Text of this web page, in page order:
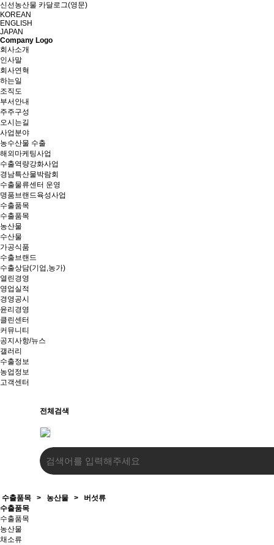
신선농산물 카달로그(영문)
KOREAN
ENGLISH
JAPAN
Company Logo
회사소개
인사말
회사연혁
하는일
조직도
부서안내
주주구성
오시는길
사업분야
농수산물 수출
해외마케팅사업
수출역량강화사업
경남특산물박람회
수출물류센터 운영
명품브랜드육성사업
수출품목
수출품목
농산물
수산물
가공식품
수출브랜드
수출상담(기업,농가)
열린경영
영업실적
경영공시
윤리경영
클린센터
커뮤니티
공지사항/뉴스
갤러리
수출정보
농업정보
고객센터
전체검색
수출품목 > 농산물 > 버섯류
수출품목
수출품목
농산물
채소류